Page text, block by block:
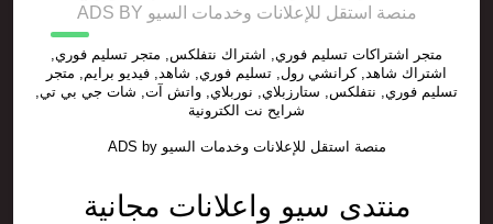
ADS BY منصة استقل للإعلانات وخدمات السيو
متجر اشتراكات تسليم فوري, اشتراك نتفلكس, متجر تسليم فوري,
اشتراك شاهد, كرانشي رول, تسليم فوري, شاهد, فيديو برايم, متجر
تسليم فوري, نتفلكس, ستارزبلاي, نوربلاي, واتش آت, شات جي بي تي,
شرايح نت الكترونية
ADS by منصة استقل للإعلانات وخدمات السيو
منتدى سيو واعلانات مجانية